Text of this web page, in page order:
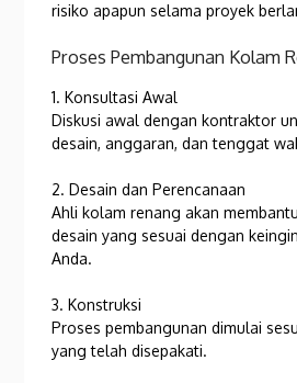
risiko apapun selama proyek
Proses Pembangunan Kolam
1. Konsultasi Awal
Diskusi awal dengan kontraktor
desain, anggaran, dan tenggat
2. Desain dan Perencanaan
Ahli kolam renang akan
desain yang sesuai dengan
Anda.
3. Konstruksi
Proses pembangunan dimulai
yang telah disepakati.